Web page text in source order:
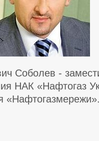
Соболев -
НАК «Нафтогаз